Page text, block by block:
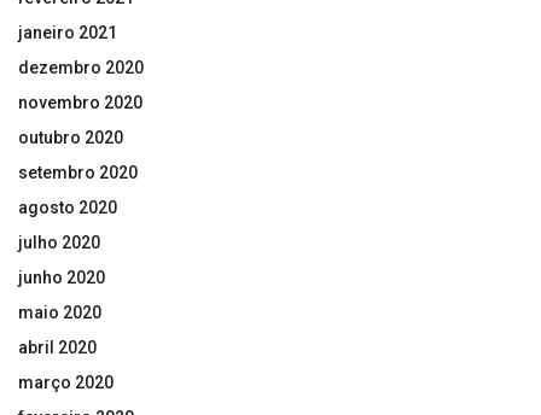
janeiro 2021
dezembro 2020
novembro 2020
outubro 2020
setembro 2020
agosto 2020
julho 2020
junho 2020
maio 2020
abril 2020
março 2020